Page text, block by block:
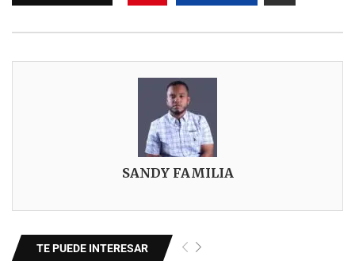
SANDY FAMILIA
TE PUEDE INTERESAR